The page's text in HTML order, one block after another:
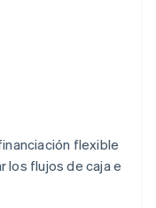
flexible
los flujos de caja e